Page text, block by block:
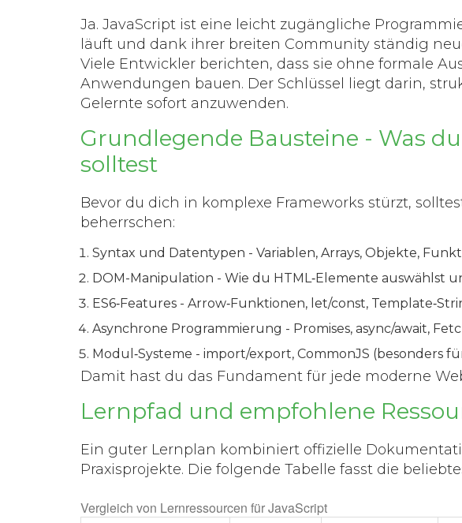
Ja. JavaScript ist eine leicht zugängliche
läuft und dank ihrer breiten Community ständig
Viele Entwickler berichten, dass sie ohne formale
Anwendungen bauen. Der Schlüssel liegt darin,
Gelernte sofort anzuwenden.
Grundlegende Bausteine - Was
solltest
Bevor du dich in komplexe Frameworks stürzt,
beherrschen:
Syntax und Datentypen - Variablen, Arrays, Objekte,
DOM-Manipulation - Wie du HTML‑Elemente auswählst
ES6‑Features - Arrow‑Funktionen, let/const,
Asynchrone Programmierung - Promises, async/await,
Modul‑Systeme - import/export, CommonJS (besonders
Damit hast du das Fundament für jede moderne
Lernpfad und empfohlene
Ein guter Lernplan kombiniert offizielle
Praxisprojekte. Die folgende Tabelle fasst die
Vergleich von Lernressourcen für JavaScript